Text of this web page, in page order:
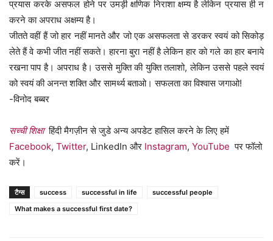
प्रयास करके असफल होने पर उमड़ी क्षणिक निराशा क्षम्य है लेकिन प्रयास ही न
करने का अपराध अक्षम्य है।
जीतते वहीं हैं जो हार नहीं मानते और जो एक असफलता से डरकर स्वयं को सिकोड़
लेते हैं वे कभी जीत नहीं सकते। हारना बुरा नहीं है लेकिन हार को गले का हार बनाये
रखना पाप है। अपराध है। उससे मुक्ति की युक्ति तलाशो, लेकिन उससे पहले स्वयं
को स्वयं की अनन्त शक्ति और सामर्थ्य बताओ। सफलता का विश्वास जगाओ!
-विनोद बब्बर
सच्ची शिक्षाहिंदी मैगज़ीन से जुडे अन्य अपडेट हासिल करने के लिए हमें
Facebook, Twitter, LinkedIn और Instagram, YouTube पर फॉलो
करें।
टैग्स success successful in life
successful people
What makes a successful first date?